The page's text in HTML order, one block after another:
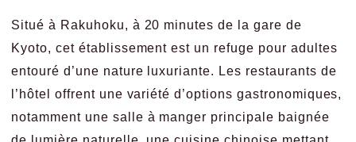
Situé à Rakuhoku, à 20 minutes de la gare de
Kyoto, cet établissement est un refuge pour adultes
entouré d’une nature luxuriante. Les restaurants de
l’hôtel offrent une variété d’options gastronomiques,
notamment une salle à manger principale baignée